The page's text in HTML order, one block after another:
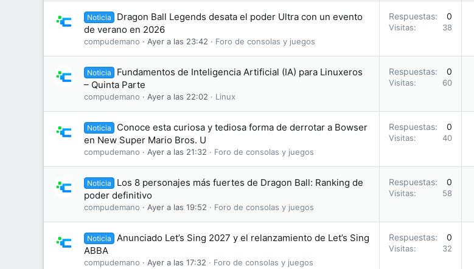
Noticia
Dragon Ball Legends desata el poder Ultra con un evento
de verano en 2026
compudemano Ayer a las 23:42 Foro de consolas y juegos
Respuestas 0
Visitas 38
Noticia
Fundamentos de Inteligencia Artificial (IA) para Linuxeros
– Quinta Parte
compudemano Ayer a las 22:02 Linux
Respuestas 0
Visitas 60
Noticia
Conoce esta curiosa y tediosa forma de derrotar a Bowser
en New Super Mario Bros. U
compudemano Ayer a las 21:32 Foro de consolas y juegos
Respuestas 0
Visitas 40
Noticia
Los 8 personajes más fuertes de Dragon Ball: Ranking de
poder definitivo
compudemano Ayer a las 19:52 Foro de consolas y juegos
Respuestas 0
Visitas 58
Noticia
Anunciado Let’s Sing 2027 y el relanzamiento de Let’s Sing
ABBA
compudemano Ayer a las 17:32 Foro de consolas y juegos
Respuestas 0
Visitas 32